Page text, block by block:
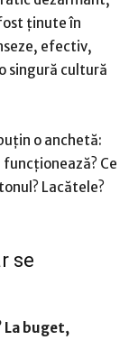
ținute în
efectiv,
singură cultură
o anchetă:
Ce
Lacătele?
se
La buget,